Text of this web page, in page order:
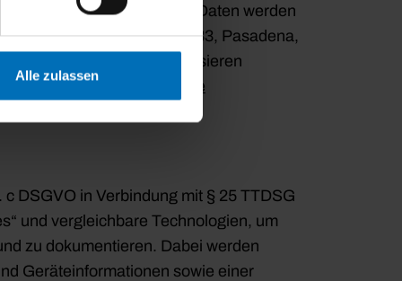
Alle zulassen
Server gespeichert. Die Daten werden
LLC, 530 S Lake Ave #333, Pasadena,
. Wir synchronisieren
Sie auch die
Google
DSGVO in Verbindung mit § 25 TTDSG
und vergleichbare Technologien, um
zu dokumentieren. Dabei werden
Geräteinformationen sowie einer